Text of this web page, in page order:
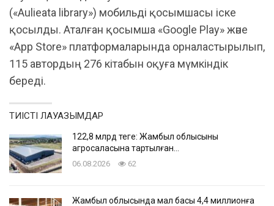
(«Aulieata library») мобильді қосымшасы іске
қосылды. Аталған қосымша «Google Play» және
«App Store» платформаларында орналастырылып,
115 автордың 276 кітабын оқуға мүмкіндік
береді.
ТИІСТІ ЛАУАЗЫМДАР
122,8 млрд теңге: Жамбыл облысының
агросаласына тартылған…
06.08.2026 62
Жамбыл облысында мал басы 4,4 миллионға